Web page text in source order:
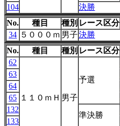
104
決勝
No.
種目 種別 レース区分
34 ５０００ｍ 男子決勝
No.
種目 種別 レース区分
62
１１０ｍＨ 男子
予選
63
64
65
132
準決勝
133